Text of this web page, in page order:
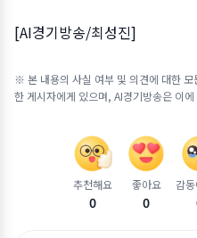
[AI경기방송/최성진]
※ 본 내용의 사실 여부 및 의견에 대한
한 게시자에게 있으며, AI경기방송은 이
추천해요
0
좋아요
0
감